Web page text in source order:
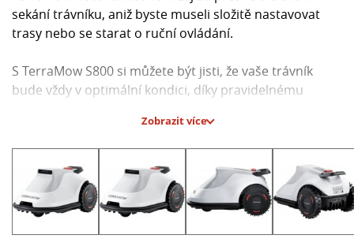
sekání trávníku, aniž byste museli složitě nastavovat
trasy nebo se starat o ruční ovládání.
S TerraMow S800 si můžete být jisti, že vaše trávník
bude vždy v optimální kondici, díky pravidelnému
disponuje různými bezpečnostními funkcemi, jako je
detekce překážek nebo automatické zastavení v
případě převrácení. To vám poskytne klidnou mysl a
jistotu, že sekačka bude pracovat bezpečně a
spolehlivě.
Zobrazit více